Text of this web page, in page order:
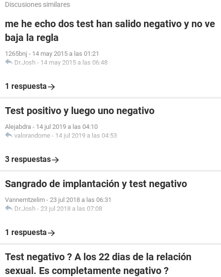
Discusiones similares
me he echo dos test han salido negativo y no ve
baja la regla
1265bnj - 14 may 2015 a las 01:21
Dr.Josh - 14 may 2015 a las 06:48
1 respuesta
Test positivo y luego uno negativo
Alejabdra - 14 jul 2019 a las 04:10
valorandome - 14 jul 2019 a las 04:53
3 respuestas
Sangrado de implantación y test negativo
Vannemtzelim - 23 jul 2018 a las 06:31
Dr.Josh - 23 jul 2018 a las 07:08
1 respuesta
Test negativo ? A los 22 dias de la relación
sexual. Es completamente negativo ?